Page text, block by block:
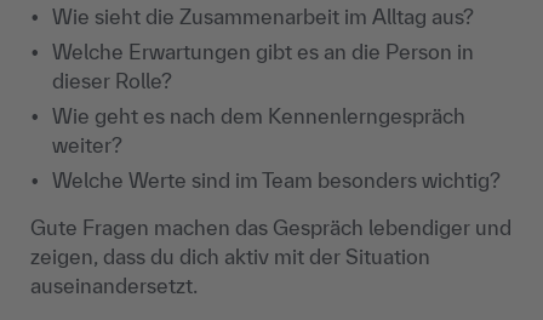
Wie sieht die Zusammenarbeit im Alltag aus?
Welche Erwartungen gibt es an die Person in
dieser Rolle?
Wie geht es nach dem Kennenlerngespräch
weiter?
Welche Werte sind im Team besonders wichtig?
Gute Fragen machen das Gespräch lebendiger und
zeigen, dass du dich aktiv mit der Situation
auseinandersetzt.